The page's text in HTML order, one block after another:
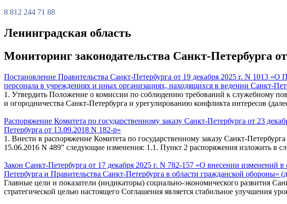
8 812 244 71 88
Ленинградская область
Мониторинг законодательства Санкт-Петербурга
Постановление Правительства Санкт-Петербурга от 19 декабря 2025 г. N 1013
персонала в учреждениях и иных организациях, находящихся в ведении Санкт-
1. Утвердить Положение о комиссии по соблюдению требований к служебному
и огородничества Санкт-Петербурга и урегулированию конфликта интересов
Распоряжение Комитета по государственному заказу Санкт-Петербурга от 23
Петербурга от 13.09.2018 N 182-р»
1. Внести в распоряжение Комитета по государственному заказу Санкт-
15.06.2016 N 489" следующие изменения: 1.1. Пункт 2 распоряжения изложить в
Закон Санкт-Петербурга от 17 декабря 2025 г. N 782-157 «О внесении
Петербурга и Правительства Санкт-Петербурга в области гражданской обороны»
Главные цели и показатели (индикаторы) социально-экономического развития
стратегической целью настоящего Соглашения является стабильное улучшения